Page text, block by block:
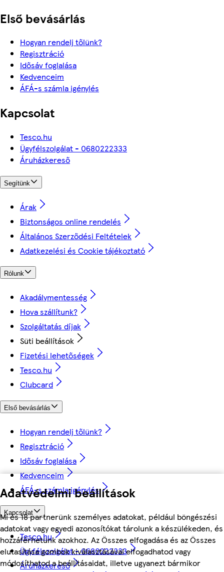
Adatvédelmi beállítások
Mi és 18 partnerünk személyes adatokat, például böngészési
adatokat vagy egyedi azonosítókat tárolunk a készülékeden, és
hozzáférhetünk azokhoz. Az Összes elfogadása és az Összes
elutasítása gombok kiválasztásával elfogadhatod vagy
módosíthatod a beállításaidat, illetve ugyanezt bármikor
Első bevásárlás
Hogyan rendelj tőlünk?
Regisztráció
Idősáv foglalása
Kedvenceim
ÁFÁ-s számla igénylés
Kapcsolat
Tesco.hu
Ügyfélszolgálat - 0680222333
Áruházkereső
Segítünk
Árak
Biztonságos online rendelés
Általános Szerződési Feltételek
Adatkezelési és Cookie tájékoztató
Rólunk
Akadálymentesség
Hova szállítunk?
Szolgáltatás díjak
Süti beállítások
Fizetési lehetőségek
Tesco.hu
Clubcard
Első bevásárlás
Hogyan rendelj tőlünk?
Regisztráció
Idősáv foglalása
Kedvenceim
ÁFÁ-s számla igénylés
Kapcsolat
Tesco.hu
Ügyfélszolgálat - 0680222333
Áruházkereső